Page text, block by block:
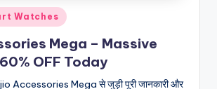
Watches
Mega – Massive
OFF Today
Accessories Mega से जुड़ी पूरी जानकारी और